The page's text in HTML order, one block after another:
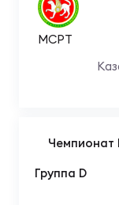
МСРТ
Чемпионат
Группа D